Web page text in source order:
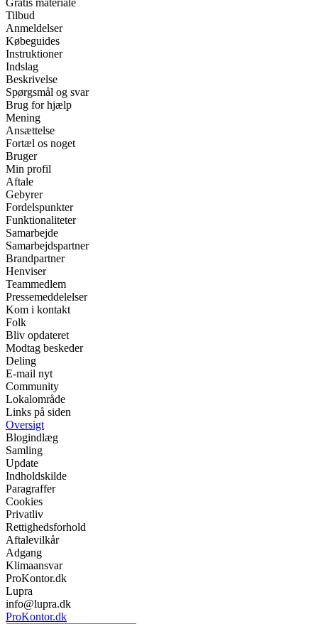
Gratis materiale
Tilbud
Anmeldelser
Købeguides
Instruktioner
Indslag
Beskrivelse
Spørgsmål og svar
Brug for hjælp
Mening
Ansættelse
Fortæl os noget
Bruger
Min profil
Aftale
Gebyrer
Fordelspunkter
Funktionaliteter
Samarbejde
Samarbejdspartner
Brandpartner
Henviser
Teammedlem
Pressemeddelelser
Kom i kontakt
Folk
Bliv opdateret
Modtag beskeder
Deling
E-mail nyt
Community
Lokalområde
Links på siden
Oversigt
Blogindlæg
Samling
Update
Indholdskilde
Paragraffer
Cookies
Privatliv
Rettighedsforhold
Aftalevilkår
Adgang
Klimaansvar
ProKontor.dk
Lupra
info@lupra.dk
ProKontor.dk